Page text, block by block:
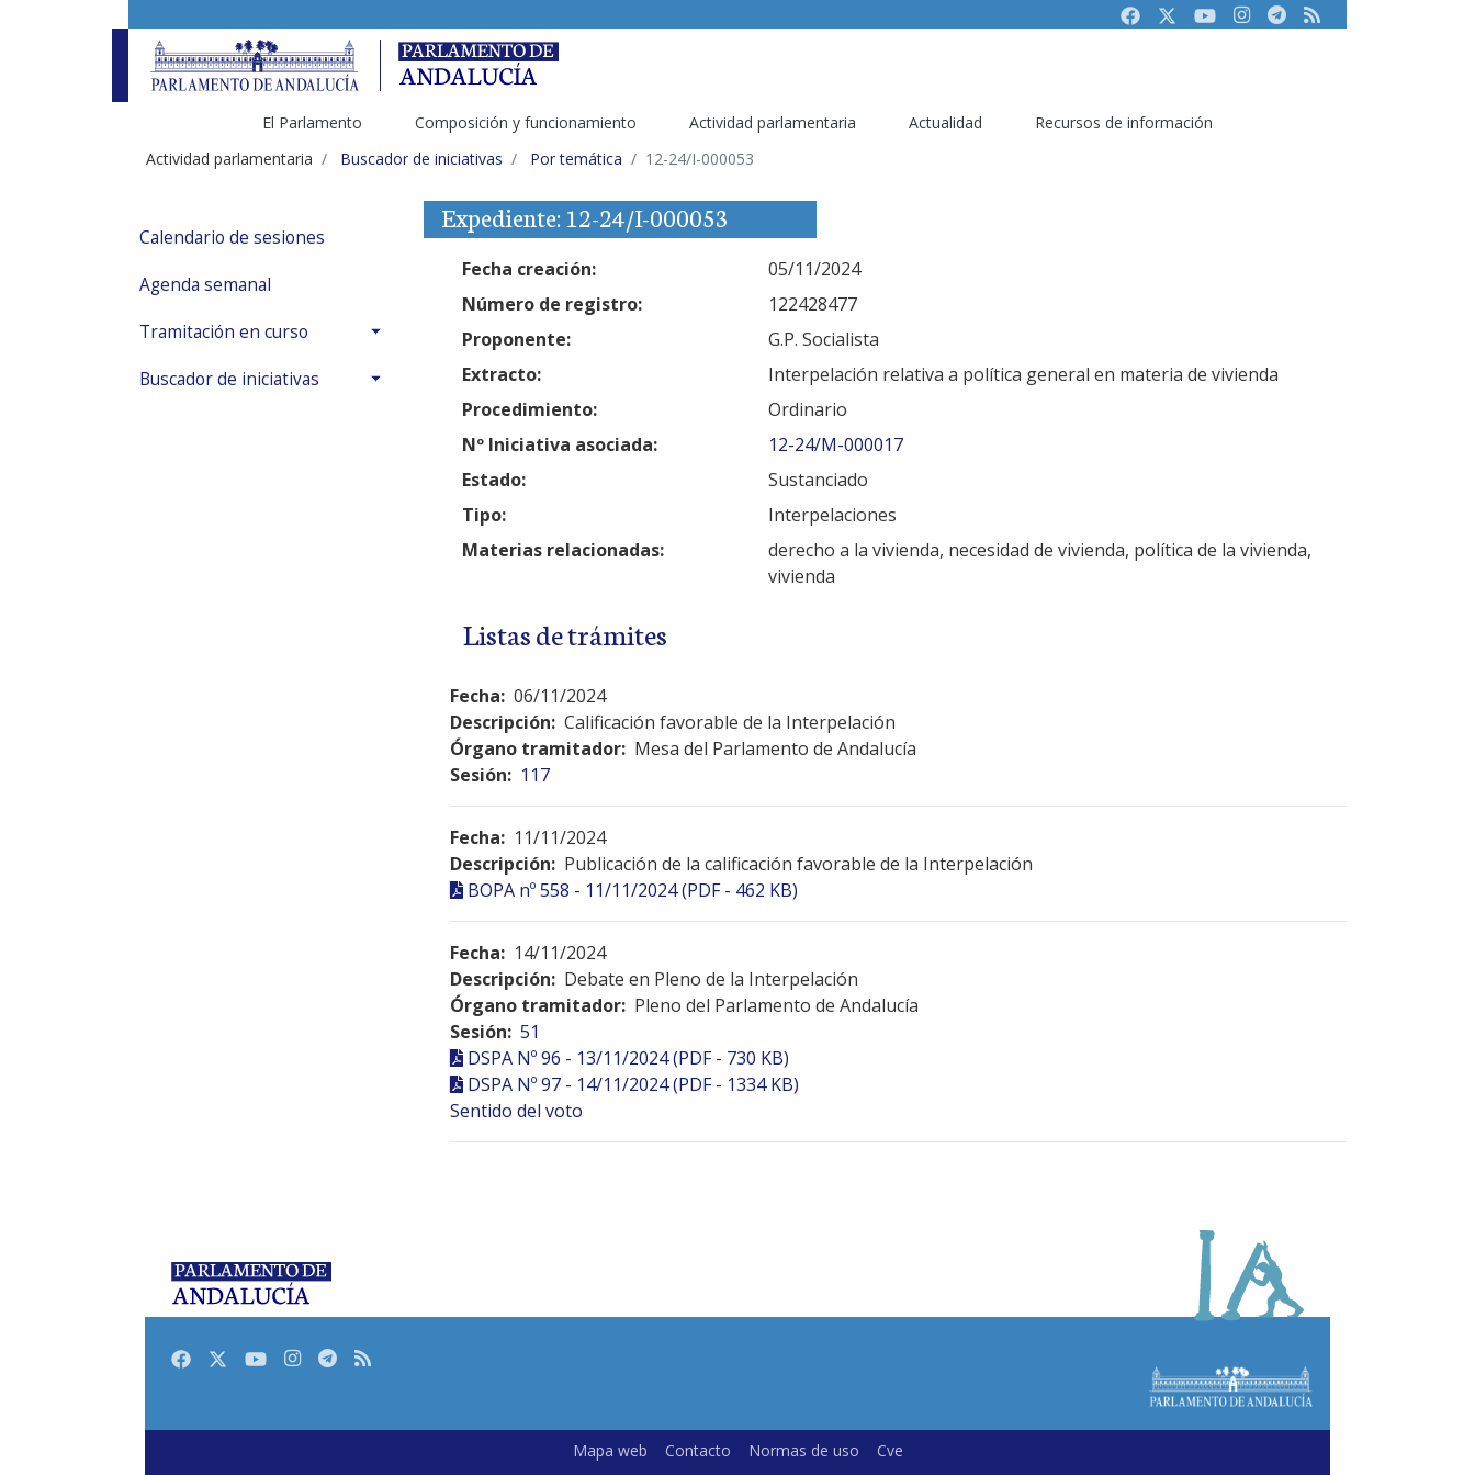
FacebookTwitterYoutubeInstagram
Telegram
RSS
El Parlamento Composición y funcionamiento Actividad parlamentaria Actualidad
Recursos de información
Actividad parlamentaria
Buscador de iniciativas Por temática 12-24/I-000053
Calendario de sesiones
Agenda semanal
Tramitación en curso
Buscador de iniciativas
Expediente: 12-24/I-000053
Fecha creación:
05/11/2024
Número de registro:
122428477
Proponente:
G.P. Socialista
Extracto:
Interpelación relativa a política general en materia de vivienda
Procedimiento:
Ordinario
Nº Iniciativa asociada:
12-24/M-000017
Estado:
Sustanciado
Tipo:
Interpelaciones
Materias relacionadas:
derecho a la vivienda, necesidad de vivienda, política de la vivienda,
vivienda
Listas de trámites
Fecha: 06/11/2024
Descripción: Calificación favorable de la Interpelación
Órgano tramitador: Mesa del Parlamento de Andalucía
Sesión: 117
Fecha: 11/11/2024
Descripción: Publicación de la calificación favorable de la Interpelación
BOPA nº 558 - 11/11/2024 (PDF - 462 KB)
Fecha: 14/11/2024
Descripción: Debate en Pleno de la Interpelación
Órgano tramitador: Pleno del Parlamento de Andalucía
Sesión: 51
DSPA Nº 96 - 13/11/2024 (PDF - 730 KB)
DSPA Nº 97 - 14/11/2024 (PDF - 1334 KB)
Sentido del voto
FacebookTwitterYoutubeInstagram
Telegram
RSS
Mapa web Contacto Normas de uso
Cve